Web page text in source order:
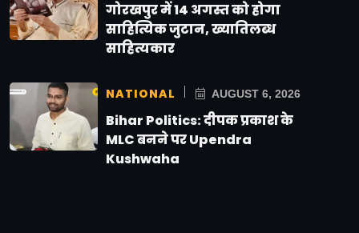
गोरखपुर में 14 अगस्त को होगा
साहित्यिक जुटान, ख्यातिलब्ध
साहित्यकार
NATIONAL AUGUST 6, 2026
Bihar Politics: दीपक प्रकाश के
MLC बनने पर Upendra
Kushwaha